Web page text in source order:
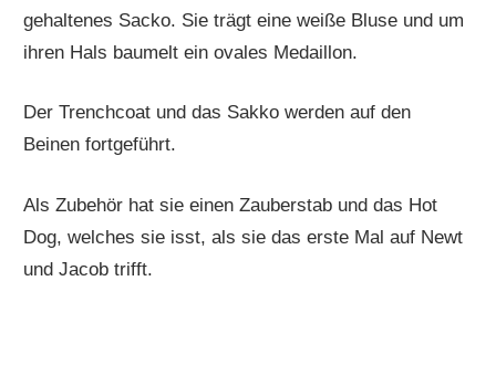
gehaltenes Sacko. Sie trägt eine weiße Bluse und um
ihren Hals baumelt ein ovales Medaillon.
Der Trenchcoat und das Sakko werden auf den
Beinen fortgeführt.
Als Zubehör hat sie einen Zauberstab und das Hot
Dog, welches sie isst, als sie das erste Mal auf Newt
und Jacob trifft.